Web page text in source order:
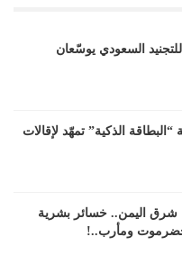
السعودي يوسّعان
الذكية” تمهّد لإقالات
شرق اليمن.. خسائر بشرية
ومأرب..!